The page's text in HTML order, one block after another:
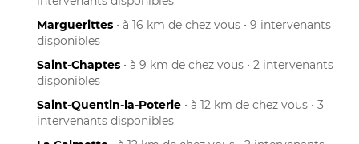
Marguerittes • à 16 km de chez vous • 9 intervenants
disponibles
Saint-Chaptes • à 9 km de chez vous • 2 intervenants
disponibles
Saint-Quentin-la-Poterie • à 12 km de chez vous • 3
intervenants disponibles